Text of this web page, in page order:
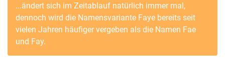
...ändert sich im Zeitablauf natürlich immer mal,
dennoch wird die Namensvariante Faye bereits seit
vielen Jahren häufiger vergeben als die Namen Fae
und Fay.